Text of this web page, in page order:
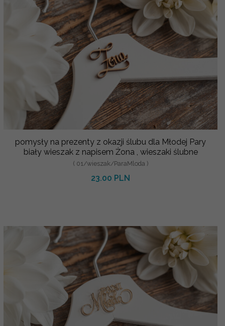
pomysły na prezenty z okazji ślubu dla Młodej Pary
biały wieszak z napisem Żona , wieszaki ślubne
( 01/wieszak/ParaMloda )
23.00 PLN